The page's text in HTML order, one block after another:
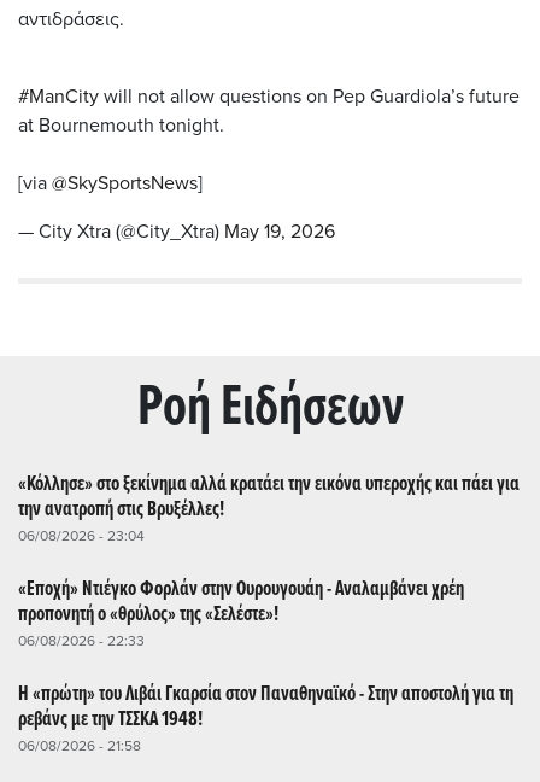
αντιδράσεις.
#ManCity will not allow questions on Pep Guardiola’s future
at Bournemouth tonight.
[via @SkySportsNews]
— City Xtra (@City_Xtra) May 19, 2026
Ρoή Ειδήσεων
«Κόλλησε» στο ξεκίνημα αλλά κρατάει την εικόνα υπεροχής και πάει για
την ανατροπή στις Βρυξέλλες!
06/08/2026 - 23:04
«Εποχή» Ντιέγκο Φορλάν στην Ουρουγουάη - Αναλαμβάνει χρέη
προπονητή ο «θρύλος» της «Σελέστε»!
06/08/2026 - 22:33
Η «πρώτη» του Λιβάι Γκαρσία στον Παναθηναϊκό - Στην αποστολή για τη
ρεβάνς με την ΤΣΣΚΑ 1948!
06/08/2026 - 21:58